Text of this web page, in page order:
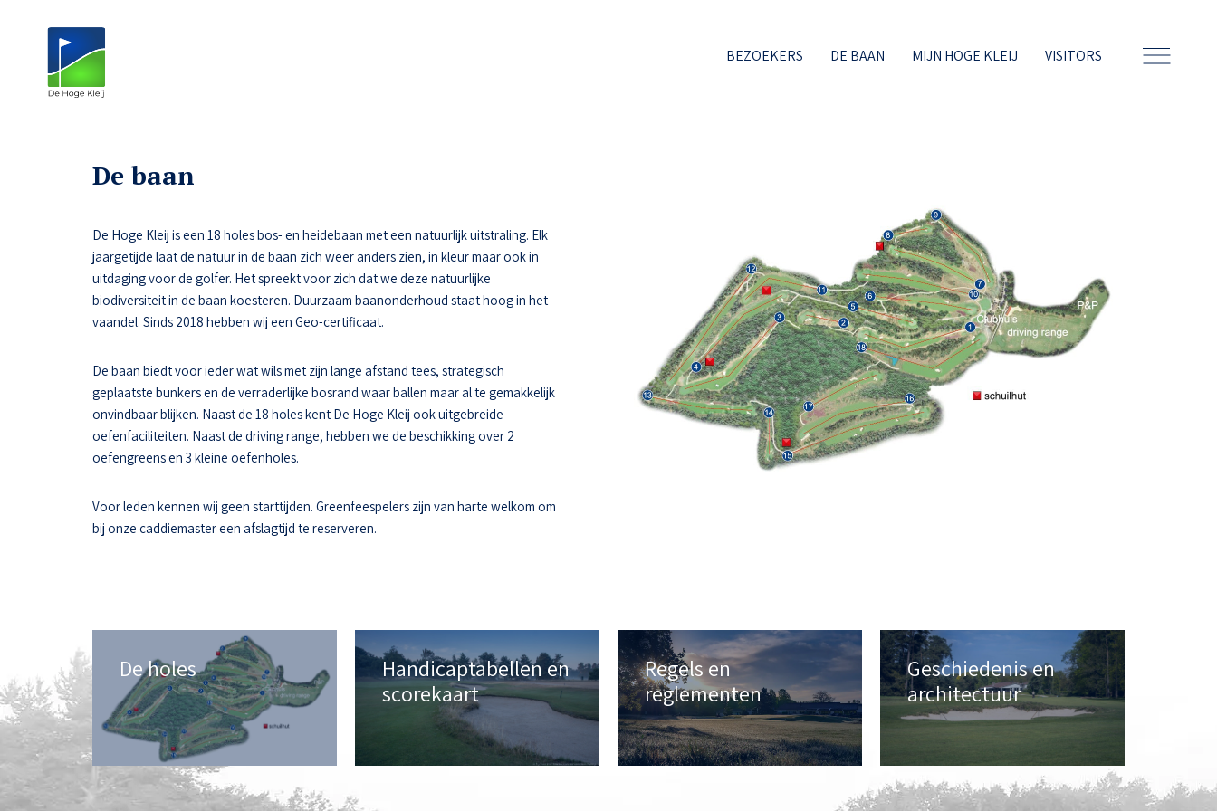
BEZOEKERS DE BAAN MIJN HOGE KLEIJ VISITORS
De baan
De Hoge Kleij is een 18 holes bos- en heidebaan met een natuurlijk uitstraling. Elk
jaargetijde laat de natuur in de baan zich weer anders zien, in kleur maar ook in
uitdaging voor de golfer. Het spreekt voor zich dat we deze natuurlijke
biodiversiteit in de baan koesteren. Duurzaam baanonderhoud staat hoog in het
vaandel. Sinds 2018 hebben wij een Geo-certificaat.
De baan biedt voor ieder wat wils met zijn lange afstand tees, strategisch
geplaatste bunkers en de verraderlijke bosrand waar ballen maar al te gemakkelijk
onvindbaar blijken. Naast de 18 holes kent De Hoge Kleij ook uitgebreide
oefenfaciliteiten. Naast de driving range, hebben we de beschikking over 2
oefengreens en 3 kleine oefenholes.
Voor leden kennen wij geen starttijden. Greenfeespelers zijn van harte welkom om
bij onze caddiemaster een afslagtijd te reserveren.
De holes
Handicaptabellen en
scorekaart
Regels en
reglementen
Geschiedenis en
architectuur